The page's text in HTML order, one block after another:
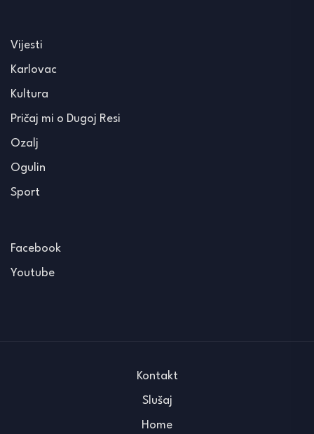
Vijesti
Karlovac
Kultura
Pričaj mi o Dugoj Resi
Ozalj
Ogulin
Sport
Facebook
Youtube
Kontakt
Slušaj
Home